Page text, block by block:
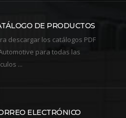
DE PRODUCTOS
descargar los catálogos PDF
para todas las
...
ELECTRÓNICO